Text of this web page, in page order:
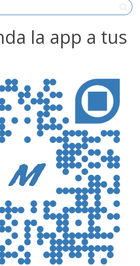
la app a tus